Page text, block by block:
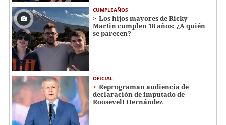
CUMPLEAÑOS
Los hijos mayores de Ricky
Martin cumplen 18 años: ¿A quién
se parecen?
OFICIAL
Reprograman audiencia de
declaración de imputado de
Roosevelt Hernández